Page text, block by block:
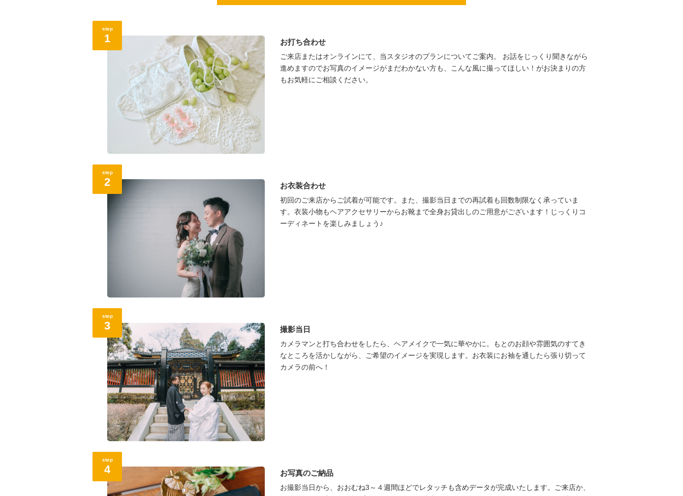
step
1 お打ち合わせ
ご来店またはオンラインにて、当スタジオのプランについてご案内。 お話をじっくり聞きながら
進めますのでお写真のイメージがまだわかない方も、こんな風に撮ってほしい！がお決まりの方
もお気軽にご相談ください。
step
2 お衣装合わせ
初回のご来店からご試着が可能です。また、撮影当日までの再試着も回数制限なく承っていま
す。衣装小物もヘアアクセサリーからお靴まで全身お貸出しのご用意がございます！じっくりコ
ーディネートを楽しみましょう♪
step
3 撮影当日
カメラマンと打ち合わせをしたら、ヘアメイクで一気に華やかに。もとのお顔や雰囲気のすてき
なところを活かしながら、ご希望のイメージを実現します。お衣装にお袖を通したら張り切って
カメラの前へ！
step
4 お写真のご納品
お撮影当日から、おおむね3～４週間ほどでレタッチも含めデータが完成いたします。ご来店か、